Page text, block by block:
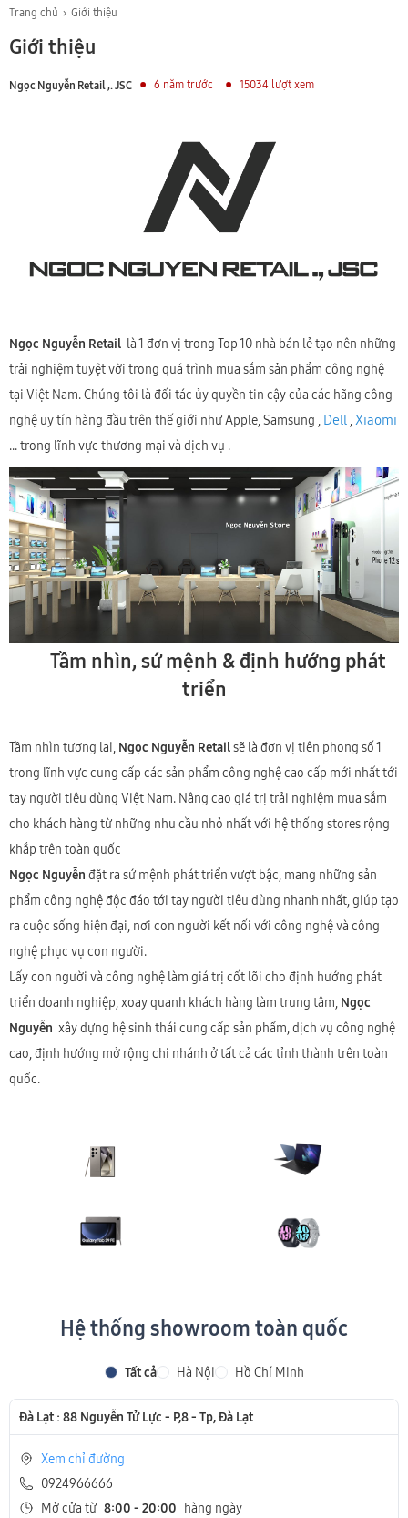
Trang chủ Giới thiệu
Giới thiệu
Ngọc Nguyễn Retail ,. JSC 6 năm trước 15034 lượt xem
Ngọc Nguyễn Retail là 1 đơn vị trong Top 10 nhà bán lẻ tạo nên những
trải nghiệm tuyệt vời trong quá trình mua sắm sản phẩm công nghệ
tại Việt Nam. Chúng tôi là đối tác ủy quyền tin cậy của các hãng công
nghệ uy tín hàng đầu trên thế giới như Apple, Samsung , Dell ,Xiaomi
... trong lĩnh vực thương mại và dịch vụ .
Tầm nhìn, sứ mệnh & định hướng phát
triển
Tầm nhìn tương lai, Ngọc Nguyễn Retailsẽ là đơn vị tiên phong số 1
trong lĩnh vực cung cấp các sản phẩm công nghệ cao cấp mới nhất tới
tay người tiêu dùng Việt Nam. Nâng cao giá trị trải nghiệm mua sắm
cho khách hàng từ những nhu cầu nhỏ nhất với hệ thống stores rộng
khắp trên toàn quốc
Ngọc Nguyễn đặt ra sứ mệnh phát triển vượt bậc, mang những sản
phẩm công nghệ độc đáo tới tay người tiêu dùng nhanh nhất, giúp tạo
ra cuộc sống hiện đại, nơi con người kết nối với công nghệ và công
nghệ phục vụ con người.
Lấy con người và công nghệ làm giá trị cốt lõi cho định hướng phát
triển doanh nghiệp, xoay quanh khách hàng làm trung tâm, Ngọc
Nguyễn xây dựng hệ sinh thái cung cấp sản phẩm, dịch vụ công nghệ
cao, định hướng mở rộng chi nhánh ở tất cả các tỉnh thành trên toàn
quốc.
Hệ thống showroom toàn quốc
Tất cả Hà Nội Hồ Chí Minh
Đà Lạt : 88 Nguyễn Tử Lực - P,8 - Tp, Đà Lạt
Xem chỉ đường
0924966666
Mở cửa từ 8:00 - 20:00 hàng ngày